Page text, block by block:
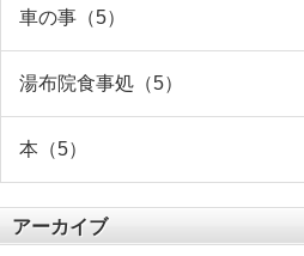
車の事（5）
湯布院食事処（5）
本（5）
アーカイブ